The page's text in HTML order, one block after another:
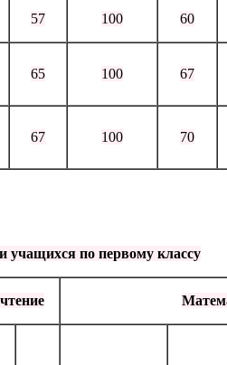
57 100 60
65 100 67
67 100 70
учащихся по первому классу